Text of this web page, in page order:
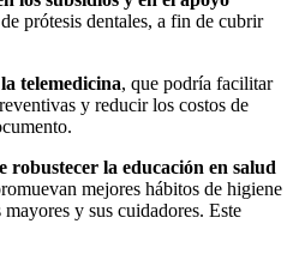
prótesis dentales, a fin de cubrir
telemedicina, que podría facilitar
y reducir los costos de
robustecer la educación en salud
mejores hábitos de higiene
y sus cuidadores. Este